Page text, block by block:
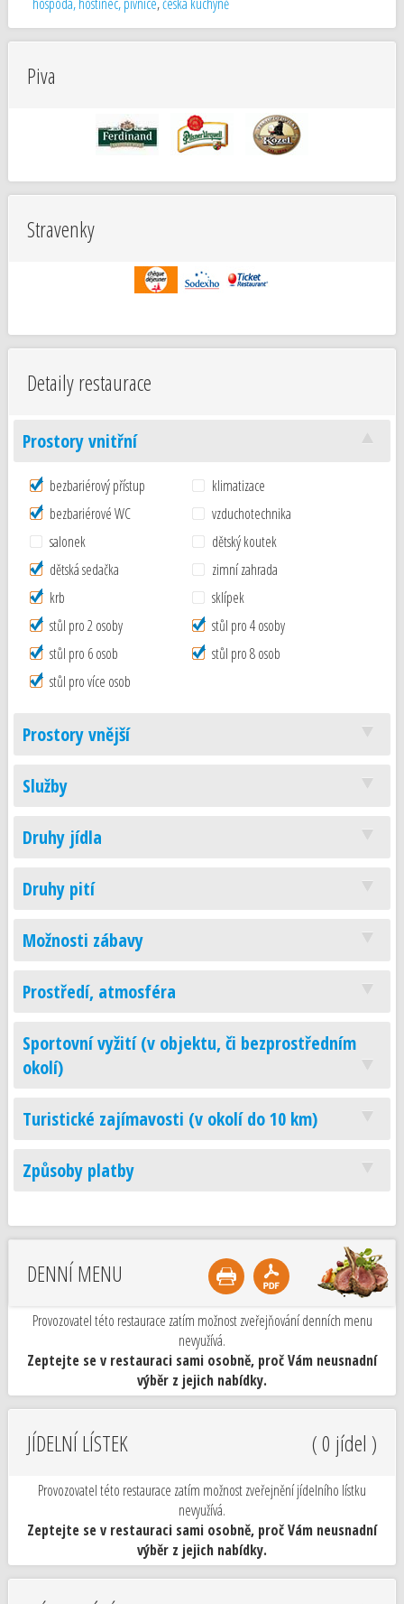
Piva
Stravenky
Detaily restaurace
Prostory vnitřní
bezbariérový přístup
klimatizace
bezbariérové WC
vzduchotechnika
salonek
dětský koutek
dětská sedačka
zimní zahrada
krb
sklípek
stůl pro 2 osoby
stůl pro 4 osoby
stůl pro 6 osob
stůl pro 8 osob
stůl pro více osob
Prostory vnější
Služby
Druhy jídla
Druhy pití
Možnosti zábavy
Prostředí, atmosféra
Sportovní vyžití (v objektu, či bezprostředním
okolí)
Turistické zajímavosti (v okolí do 10 km)
Způsoby platby
DENNÍ MENU
Provozovatel této restaurace zatím možnost zveřejňování denních menu
nevyužívá.
Zeptejte se v restauraci sami osobně, proč Vám neusnadní
výběr z jejich nabídky.
JÍDELNÍ LÍSTEK ( 0 jídel )
Provozovatel této restaurace zatím možnost zveřejnění jídelního lístku
nevyužívá.
Zeptejte se v restauraci sami osobně, proč Vám neusnadní
výběr z jejich nabídky.